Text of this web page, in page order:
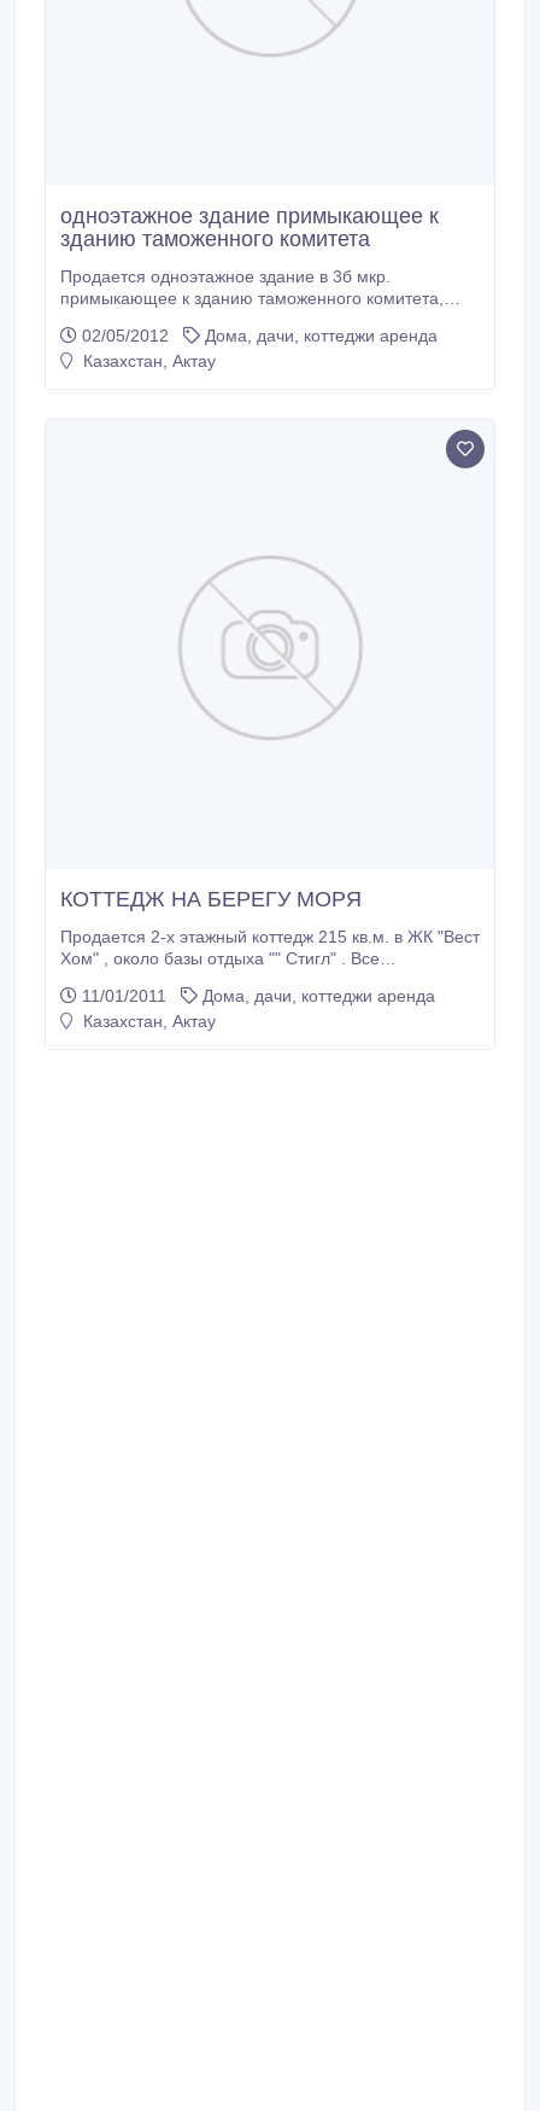
одноэтажное здание примыкающее к
зданию таможенного комитета
Продается одноэтажное здание в 3б мкр.
примыкающее к зданию таможенного комитета,
02/05/2012
Дома, дачи, коттеджи аренда
Казахстан, Актау
КОТТЕДЖ НА БЕРЕГУ МОРЯ
Продается 2-х этажный коттедж 215 кв.м. в ЖК "Вест
Хом" , около базы отдыха "" Стигл" . Все
охрана, соцкультбыт, свой песочный пляж..
11/01/2011
Дома, дачи, коттеджи аренда
Казахстан, Актау